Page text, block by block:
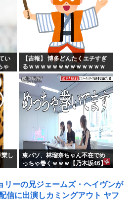
い
ゃ
w
【吉報】 博多どんたくエチすぎ
るｗｗｗｗｗｗｗｗｗｗｗｗｗ
ｗｗ
業し
東パソ、林瑠奈ちゃん不在でめ
っちゃ巻くｗｗｗ【乃木坂46】
リーの兄ジェームズ・ヘイヴンが
信に出演しカミングアウト ヤフ